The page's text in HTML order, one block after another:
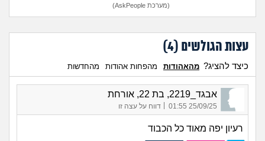
(מערכת AskPeople)
עצות הגולשים (4
)
כיצד להציג? מהאהודות מהפחות אהודות מהחדשות
אבגד_2219, בת 22, אורחת
25/09/25 01:55 דווח על עצה זו
רעיון יפה מאוד כל הכבוד